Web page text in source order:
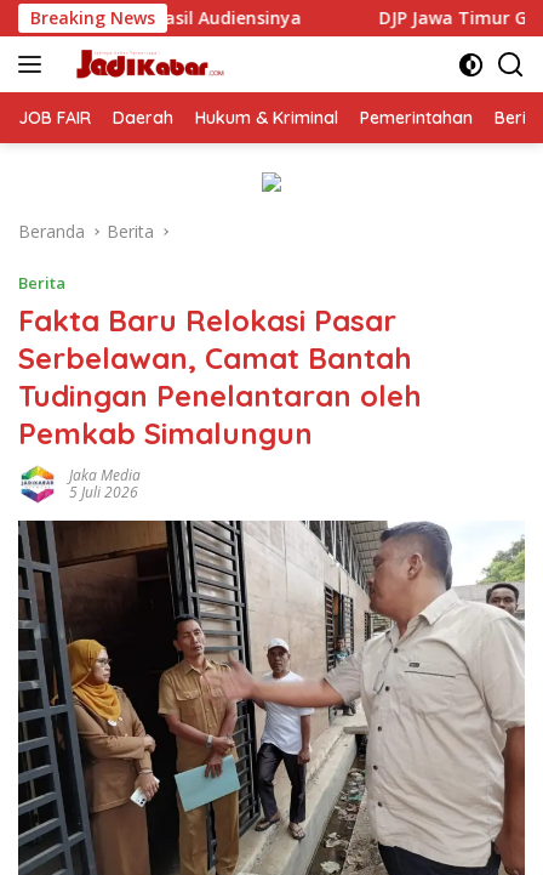
Langsung
ke
konten
Breaking NewsDJP Jawa Timur Gandeng GP Ansor Tingkatkan
JOB FAIR Daerah Hukum & Kriminal Pemerintahan
Beranda Berita
Berita
Fakta Baru Relokasi Pasar
Serbelawan, Camat Bantah
Tudingan Penelantaran oleh
Pemkab Simalungun
Jaka Media
5 Juli 2026